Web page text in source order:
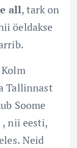
all, tark on
öeldakse
Tallinnast
Soome
, nii eesti,
Neid